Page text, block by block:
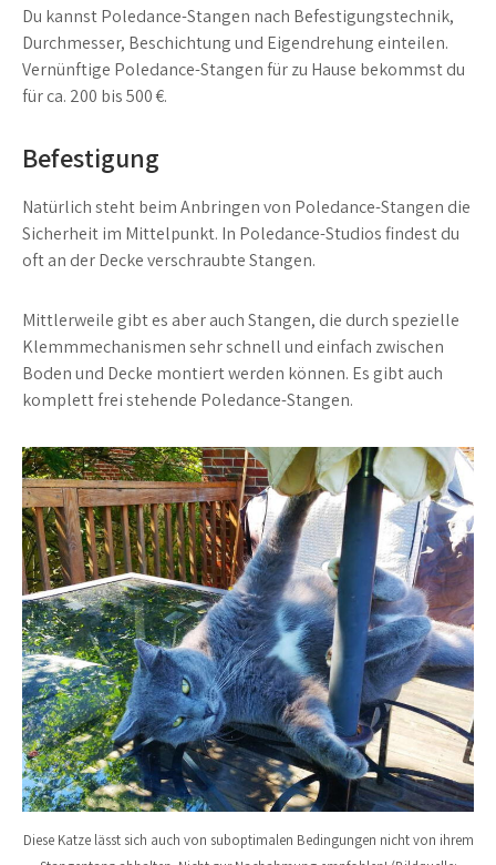
Du kannst Poledance-Stangen nach Befestigungstechnik,
Durchmesser, Beschichtung und Eigendrehung einteilen.
Vernünftige Poledance-Stangen für zu Hause bekommst du
für ca. 200 bis 500 €.
Befestigung
Natürlich steht beim Anbringen von Poledance-Stangen die
Sicherheit im Mittelpunkt. In Poledance-Studios findest du
oft an der Decke verschraubte Stangen.
Mittlerweile gibt es aber auch Stangen, die durch spezielle
Klemmmechanismen sehr schnell und einfach zwischen
Boden und Decke montiert werden können. Es gibt auch
komplett frei stehende Poledance-Stangen.
Diese Katze lässt sich auch von suboptimalen Bedingungen nicht von ihrem